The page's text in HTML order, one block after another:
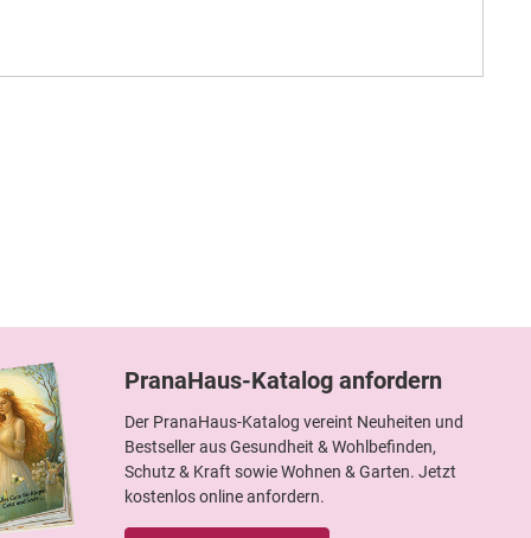
PranaHaus-Katalog anfordern
Der PranaHaus-Katalog vereint Neuheiten und
Bestseller aus Gesundheit & Wohlbefinden,
Schutz & Kraft sowie Wohnen & Garten. Jetzt
kostenlos online anfordern.